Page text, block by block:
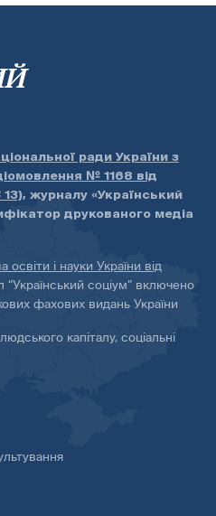
ради України з
№ 1168 від
, журналу «Український
друкованого медіа
освіти і науки України від
“Український соціум” включено
фахових видань України
капіталу, соціальні